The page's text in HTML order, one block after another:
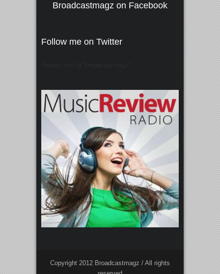
Broadcastmagz on Facebook
Follow me on Twitter
Copyright 2012 Broadcastmagz / All rights